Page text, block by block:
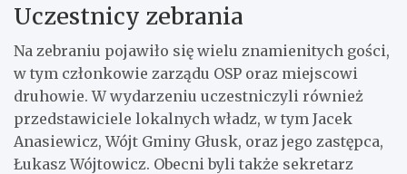
Uczestnicy zebrania
Na zebraniu pojawiło się wielu znamienitych gości,
w tym członkowie zarządu OSP oraz miejscowi
druhowie. W wydarzeniu uczestniczyli również
przedstawiciele lokalnych władz, w tym Jacek
Anasiewicz, Wójt Gminy Głusk, oraz jego zastępca,
Łukasz Wójtowicz. Obecni byli także sekretarz